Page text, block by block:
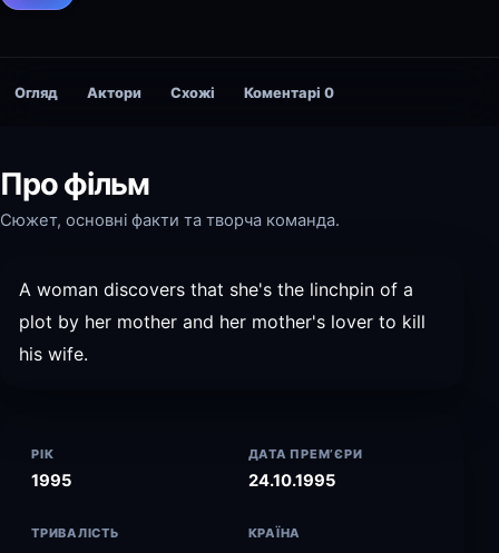
Огляд Актори Схожі Коментарі 0
Про фільм
Сюжет, основні факти та творча команда.
A woman discovers that she's the linchpin of a
plot by her mother and her mother's lover to kill
his wife.
РІК
1995
ДАТА ПРЕМ’ЄРИ
24.10.1995
ТРИВАЛІСТЬ КРАЇНА